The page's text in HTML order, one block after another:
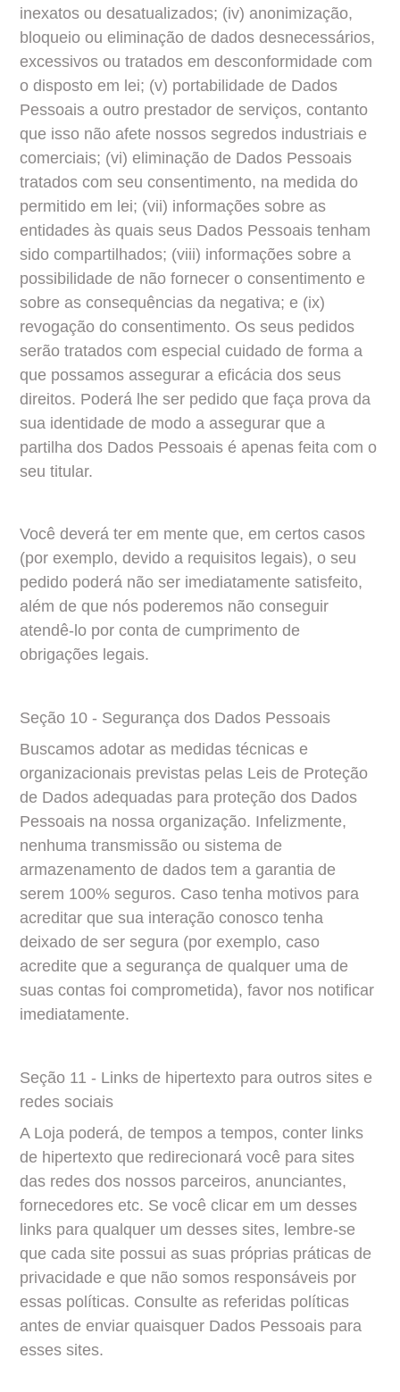
inexatos ou desatualizados; (iv) anonimização,
bloqueio ou eliminação de dados desnecessários,
excessivos ou tratados em desconformidade com
o disposto em lei; (v) portabilidade de Dados
Pessoais a outro prestador de serviços, contanto
que isso não afete nossos segredos industriais e
comerciais; (vi) eliminação de Dados Pessoais
tratados com seu consentimento, na medida do
permitido em lei; (vii) informações sobre as
entidades às quais seus Dados Pessoais tenham
sido compartilhados; (viii) informações sobre a
possibilidade de não fornecer o consentimento e
sobre as consequências da negativa; e (ix)
revogação do consentimento. Os seus pedidos
serão tratados com especial cuidado de forma a
que possamos assegurar a eficácia dos seus
direitos. Poderá lhe ser pedido que faça prova da
sua identidade de modo a assegurar que a
partilha dos Dados Pessoais é apenas feita com o
seu titular.
Você deverá ter em mente que, em certos casos
(por exemplo, devido a requisitos legais), o seu
pedido poderá não ser imediatamente satisfeito,
além de que nós poderemos não conseguir
atendê-lo por conta de cumprimento de
obrigações legais.
Seção 10 - Segurança dos Dados Pessoais
Buscamos adotar as medidas técnicas e
organizacionais previstas pelas Leis de Proteção
de Dados adequadas para proteção dos Dados
Pessoais na nossa organização. Infelizmente,
nenhuma transmissão ou sistema de
armazenamento de dados tem a garantia de
serem 100% seguros. Caso tenha motivos para
acreditar que sua interação conosco tenha
deixado de ser segura (por exemplo, caso
acredite que a segurança de qualquer uma de
suas contas foi comprometida), favor nos notificar
imediatamente.
Seção 11 - Links de hipertexto para outros sites e
redes sociais
A Loja poderá, de tempos a tempos, conter links
de hipertexto que redirecionará você para sites
das redes dos nossos parceiros, anunciantes,
fornecedores etc. Se você clicar em um desses
links para qualquer um desses sites, lembre-se
que cada site possui as suas próprias práticas de
privacidade e que não somos responsáveis por
essas políticas. Consulte as referidas políticas
antes de enviar quaisquer Dados Pessoais para
esses sites.